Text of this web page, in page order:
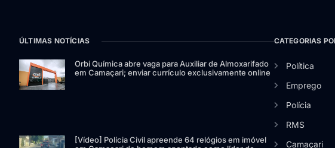
ÚLTIMAS NOTÍCIAS
Orbi Química abre vaga para Auxiliar de Almoxarifado
em Camaçari; enviar currículo exclusivamente online
[Vídeo] Polícia Civil apreende 64 relógios em imóvel
CATEGORIAS
Política
Emprego
Polícia
RMS
Camaçari